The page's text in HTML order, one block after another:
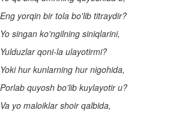
Eng yorqin bir tola bo'lib titraydir?
Yo singan ko'ngilning siniqlarini,
Yulduzlar qoni-la ulayotirmi?
Yoki hur kunlarning hur nigohida,
Porlab quyosh bo'lib kuylayotir u?
Va yo maloiklar shoir qalbida,